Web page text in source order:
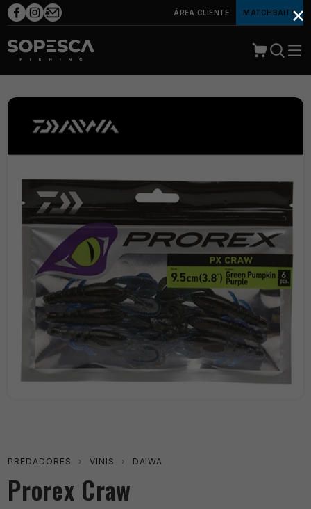
ÁREA CLIENTE MATCHBAITS
PREDADORES › VINIS › DAIWA
Prorex Craw
×